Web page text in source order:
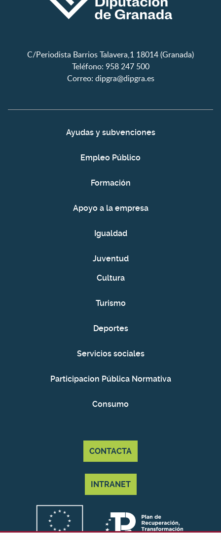
C/Periodista Barrios Talavera,1 18014 (Granada)
Teléfono: 958 247 500
Correo: dipgra@dipgra.es
Ayudas y subvenciones
Empleo Público
Formación
Apoyo a la empresa
Igualdad
Juventud
Cultura
Turismo
Deportes
Servicios sociales
Participacion Pública Normativa
Consumo
CONTACTA
INTRANET